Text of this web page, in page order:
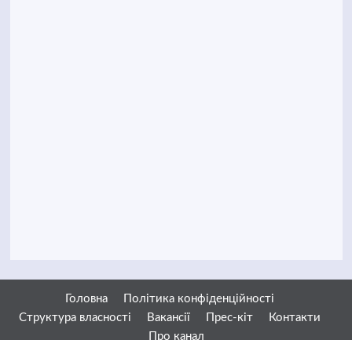
Головна
Політика конфіденційності
Структура власності
Вакансії Прес-кіт
Контакти
Про канал